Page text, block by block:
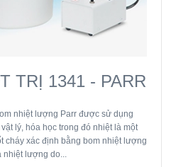
TRỊ 1341 - PARR
nhiệt lượng Parr được sử dụng
lý, hóa học trong đó nhiệt là một
cháy xác định bằng bom nhiệt lượng
nhiệt lượng do...